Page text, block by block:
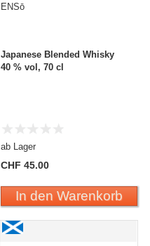
ENSō
Japanese Blended Whisky
40 % vol, 70 cl
ab Lager
CHF 45.00
In den Warenkorb